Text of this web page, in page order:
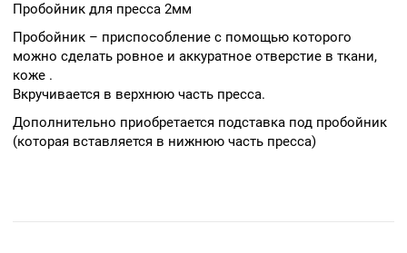
Пробойник для пресса 2мм
Пробойник – приспособление с помощью которого
можно сделать ровное и аккуратное отверстие в ткани,
коже .
Вкручивается в верхнюю часть пресса.
Дополнительно приобретается подставка под пробойник
(которая вставляется в нижнюю часть пресса)